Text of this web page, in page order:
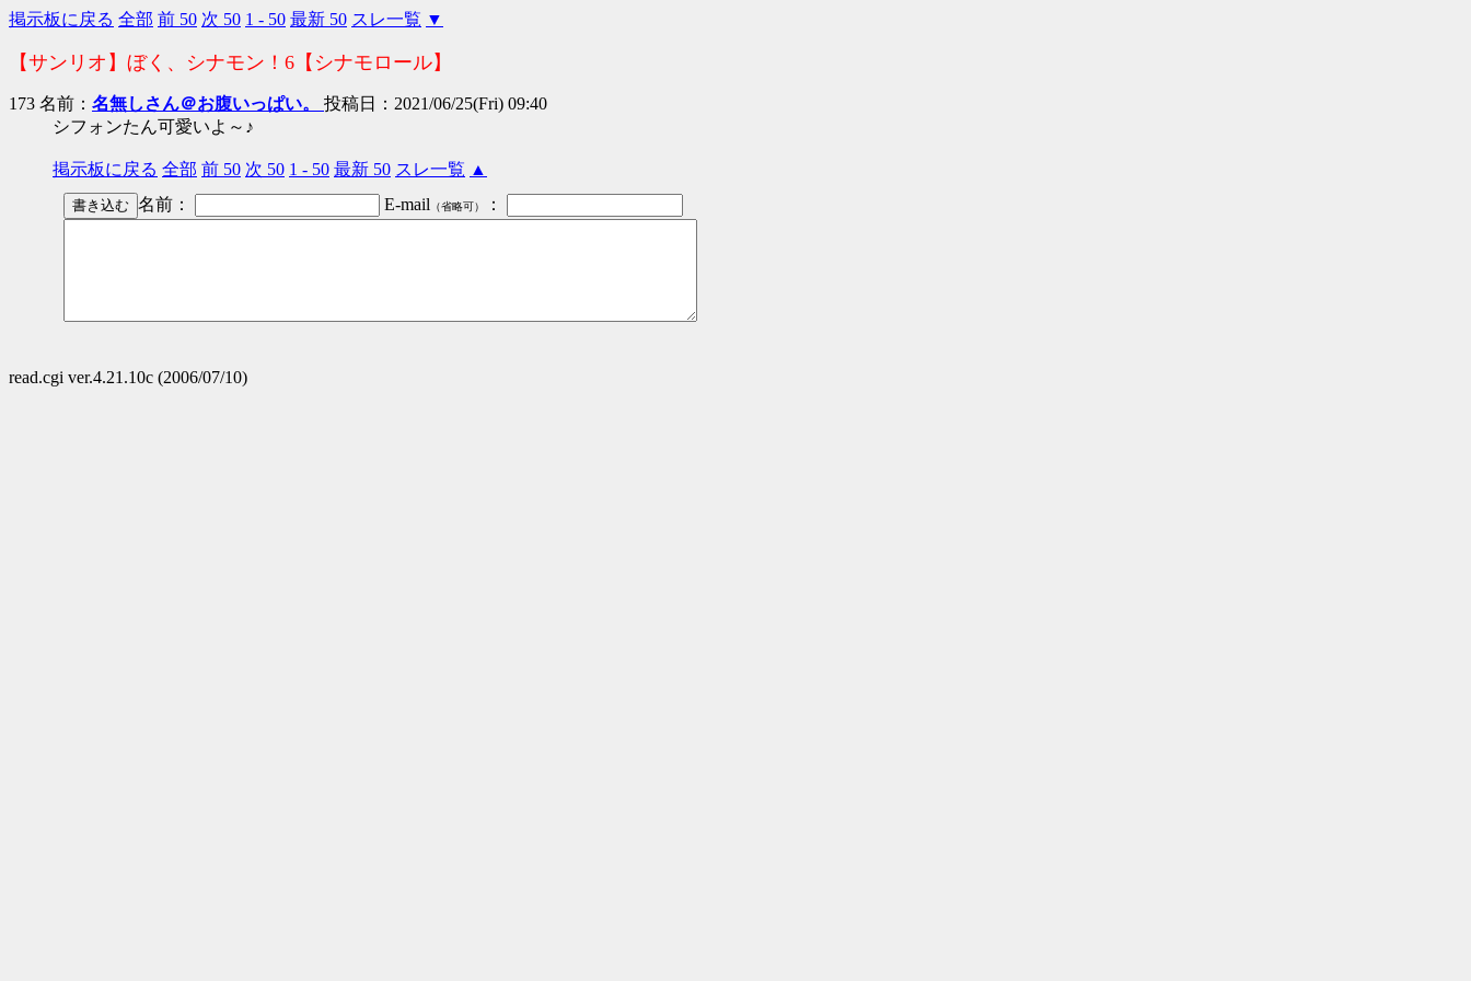
掲示板に戻る 全部 前 50 次 50 1 - 50 最新 50 スレ一覧 ▼
【サンリオ】ぼく、シナモン！6【シナモロール】
173 名前： 名無しさん＠お腹いっぱい。 投稿日：2021/06/25(Fri) 09:40
シフォンたん可愛いよ～♪
掲示板に戻る 全部 前 50 次 50 1 - 50 最新 50 スレ一覧 ▲
名前：
E-mail （省略可） ：
read.cgi ver.4.21.10c (2006/07/10)